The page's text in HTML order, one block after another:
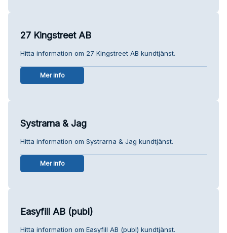
27 Kingstreet AB
Hitta information om 27 Kingstreet AB kundtjänst.
Mer info
Systrarna & Jag
Hitta information om Systrarna & Jag kundtjänst.
Mer info
Easyfill AB (publ)
Hitta information om Easyfill AB (publ) kundtjänst.